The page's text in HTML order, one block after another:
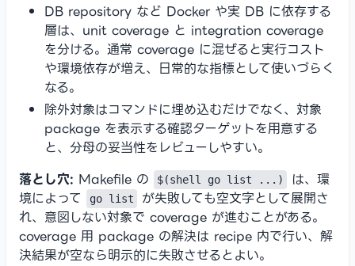
DB repository など Docker や実 DB に依存する
層は、unit coverage と integration coverage
を分ける。通常 coverage に混ぜると実行コスト
や環境依存が増え、日常的な指標として使いづらく
なる。
除外対象はコマンドに埋め込むだけでなく、対象
package を表示する確認ターゲットを用意する
と、分母の妥当性をレビューしやすい。
落とし穴: Makefile の $(shell go list ...)
は、環
境によって
go list
が失敗しても空文字として展開さ
れ、意図しない対象で coverage が進むことがある。
coverage 用 package の解決は recipe 内で行い、解
決結果が空なら明示的に失敗させるとよい。